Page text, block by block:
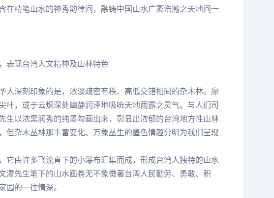
精笔山水的神秀韵律间，融铸中国山水广袤浩瀚之天地间一
表现台湾人文精神及山林特色
深刻印象的是，浓淡疏密有秩、高低交错相间的杂木林。廖
，或于云烟深处幽静润泽地吸吮天地雨露之灵气。与人们司
生以浓黑润秀的纯墨勾画出来，彰显出浓郁的台湾地方性山林
杂木丛林那丰富变化、万象丛生的墨色情趣分明为我们呈现
由许多飞流直下的小瀑布汇集而成，形成台湾人独特的山水
潭先生笔下的山水画卷无不象徵著台湾人民勤劳、勇敢、积
园的一往情深。